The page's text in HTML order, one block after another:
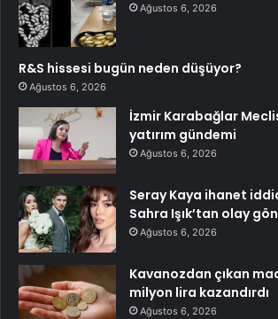
Ağustos 6, 2026
R&S hissesi bugün neden düşüyor?
Ağustos 6, 2026
İzmir Karabağlar
yatırım gündemi
Ağustos 6, 2026
Seray Kaya ihanet
Sahra Işık’tan olay
Ağustos 6, 2026
Kavanozdan çıkan
milyon lira kazandırdı
Ağustos 6, 2026